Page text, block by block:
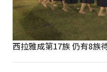
西拉雅成第17族 仍有8族